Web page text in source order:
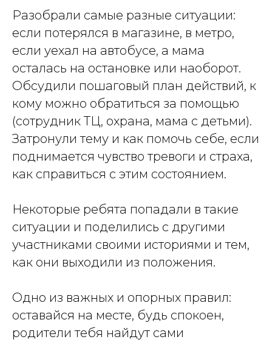
Разобрали самые разные ситуации:
если потерялся в магазине, в метро,
если уехал на автобусе, а мама
осталась на остановке или наоборот.
Обсудили пошаговый план действий, к
кому можно обратиться за помощью
(сотрудник ТЦ, охрана, мама с детьми).
Затронули тему и как помочь себе, если
поднимается чувство тревоги и страха,
как справиться с этим состоянием.
Некоторые ребята попадали в такие
ситуации и поделились с другими
участниками своими историями и тем,
как они выходили из положения.
Одно из важных и опорных правил:
оставайся на месте, будь спокоен,
родители тебя найдут сами